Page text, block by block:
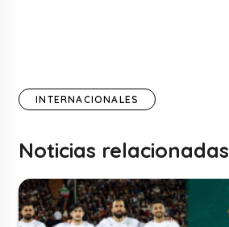
INTERNACIONALES
Noticias relacionadas